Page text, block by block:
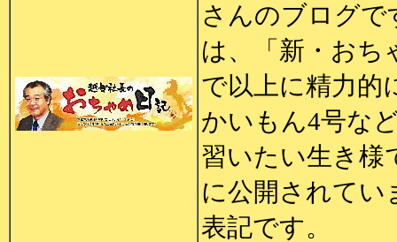
さんのブログで
は、「新・おち
で以上に精力的
かいもん4号な
習いたい生き様
に公開されてい
表記です。